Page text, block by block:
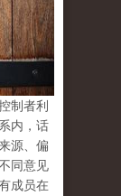
制者利
内，话
源、偏
同意见
成员在